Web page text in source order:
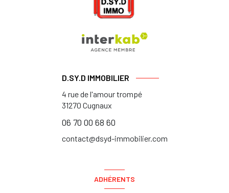
D.SY.D IMMOBILIER
4 rue de l'amour trompé
31270 Cugnaux
06 70 00 68 60
contact@dsyd-immobilier.com
ADHÉRENTS